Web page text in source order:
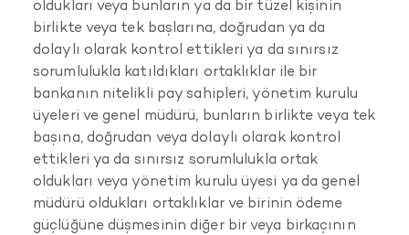
oldukları veya bunların ya da bir tüzel kişinin
birlikte veya tek başlarına, doğrudan ya da
dolaylı olarak kontrol ettikleri ya da sınırsız
sorumlulukla katıldıkları ortaklıklar ile bir
bankanın nitelikli pay sahipleri, yönetim kurulu
üyeleri ve genel müdürü, bunların birlikte veya tek
başına, doğrudan veya dolaylı olarak kontrol
ettikleri ya da sınırsız sorumlulukla ortak
oldukları veya yönetim kurulu üyesi ya da genel
müdürü oldukları ortaklıklar ve birinin ödeme
güçlüğüne düşmesinin diğer bir veya birkaçının